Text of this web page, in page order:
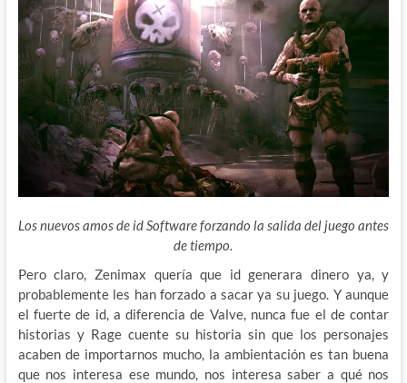
Los nuevos amos de id Software forzando la salida del juego antes
de tiempo.
Pero claro, Zenimax quería que id generara dinero ya, y
probablemente les han forzado a sacar ya su juego. Y aunque
el fuerte de id, a diferencia de Valve, nunca fue el de contar
historias y Rage cuente su historia sin que los personajes
acaben de importarnos mucho, la ambientación es tan buena
que nos interesa ese mundo, nos interesa saber a qué nos